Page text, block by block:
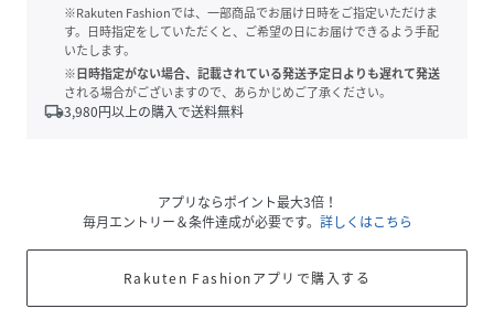
※Rakuten Fashionでは、一部商品でお届け日時をご指定いただけま
す。日時指定をしていただくと、ご希望の日にお届けできるよう手配
いたします。
※日時指定がない場合、記載されている発送予定日よりも遅れて発送
される場合がございますので、あらかじめご了承ください。
local_shipping3,980円以上の購入で送料無料
アプリならポイント最大3倍！
毎月エントリー＆条件達成が必要です。 詳しくはこちら
Rakuten Fashionアプリで購入する